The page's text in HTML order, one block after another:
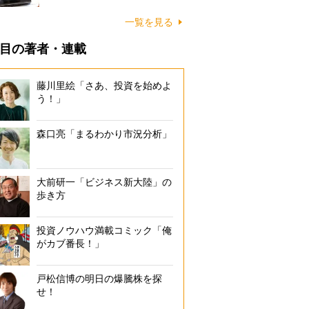
一覧を見る
の著者・連載
藤川里絵「さあ、投資を始めよ
う！」
森口亮「まるわかり市況分析」
大前研一「ビジネス新大陸」の
歩き方
投資ノウハウ満載コミック「俺
がカブ番長！」
戸松信博の明日の爆騰株を探
せ！